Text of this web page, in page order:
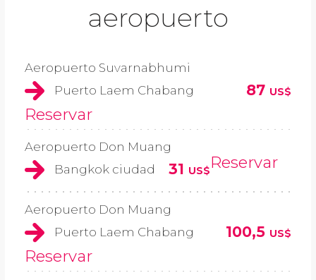
aeropuerto
Aeropuerto Suvarnabhumi
Puerto Laem Chabang
87 US$
Reservar
Aeropuerto Don Muang
Bangkok ciudad
31 US$Reservar
Aeropuerto Don Muang
Puerto Laem Chabang
100,5 US$
Reservar